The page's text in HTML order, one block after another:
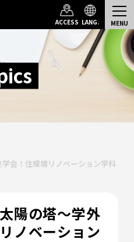
ACCESS LANG.
会！住環境リノベーション学科
陽の塔～学外
ノベーション